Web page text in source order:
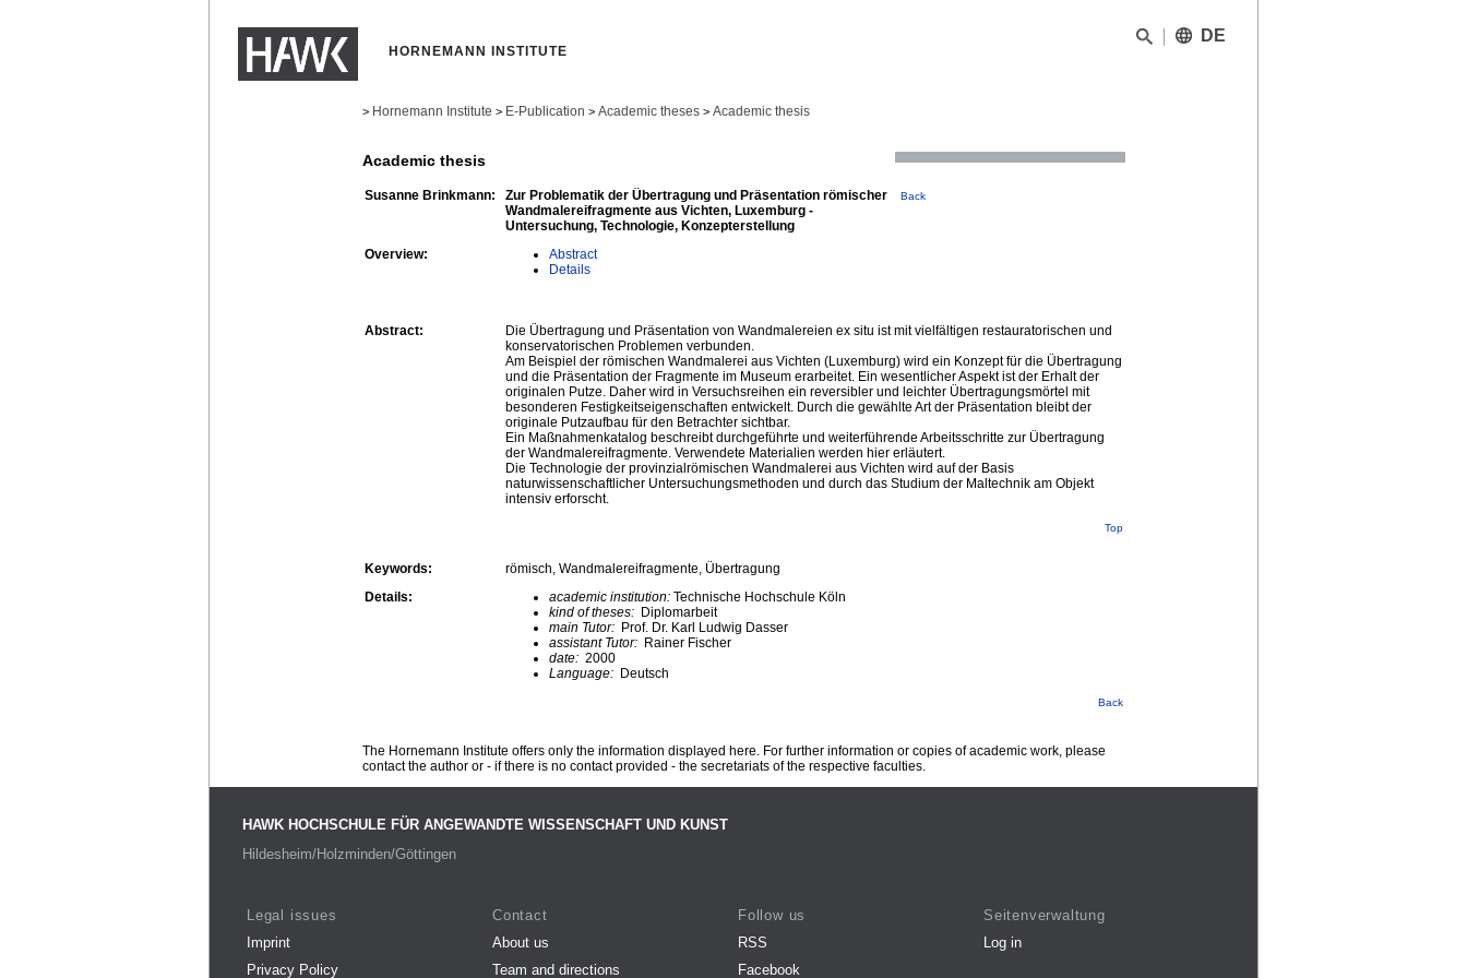
HORNEMANN INSTITUTE
DE
> Hornemann Institute > E-Publication > Academic theses > Academic thesis
Academic thesis
Susanne Brinkmann:
Zur Problematik der Übertragung und Präsentation römischer
Wandmalereifragmente aus Vichten, Luxemburg -
Untersuchung, Technologie, Konzepterstellung
Back
Overview:
Abstract
Details
Abstract:
Die Übertragung und Präsentation von Wandmalereien ex situ ist mit vielfältigen restauratorischen und
konservatorischen Problemen verbunden.
Am Beispiel der römischen Wandmalerei aus Vichten (Luxemburg) wird ein Konzept für die Übertragung
und die Präsentation der Fragmente im Museum erarbeitet. Ein wesentlicher Aspekt ist der Erhalt der
originalen Putze. Daher wird in Versuchsreihen ein reversibler und leichter Übertragungsmörtel mit
besonderen Festigkeitseigenschaften entwickelt. Durch die gewählte Art der Präsentation bleibt der
originale Putzaufbau für den Betrachter sichtbar.
Ein Maßnahmenkatalog beschreibt durchgeführte und weiterführende Arbeitsschritte zur Übertragung
der Wandmalereifragmente. Verwendete Materialien werden hier erläutert.
Die Technologie der provinzialrömischen Wandmalerei aus Vichten wird auf der Basis
naturwissenschaftlicher Untersuchungsmethoden und durch das Studium der Maltechnik am Objekt
intensiv erforscht.
Top
Keywords:
römisch, Wandmalereifragmente, Übertragung
Details:
academic institution: Technische Hochschule Köln
kind of theses: Diplomarbeit
main Tutor: Prof. Dr. Karl Ludwig Dasser
assistant Tutor: Rainer Fischer
date: 2000
Language: Deutsch
Back
The Hornemann Institute offers only the information displayed here. For further information or copies of academic work, please
contact the author or - if there is no contact provided - the secretariats of the respective faculties.
HAWK HOCHSCHULE FÜR ANGEWANDTE WISSENSCHAFT UND KUNST
Hildesheim/Holzminden/Göttingen
Legal issues
Imprint
Privacy Policy
Contact
About us
Team and directions
Follow us
RSS
Facebook
Seitenverwaltung
Log in